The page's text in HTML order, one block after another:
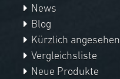
News
Blog
Kürzlich angesehen
Vergleichsliste
Neue Produkte